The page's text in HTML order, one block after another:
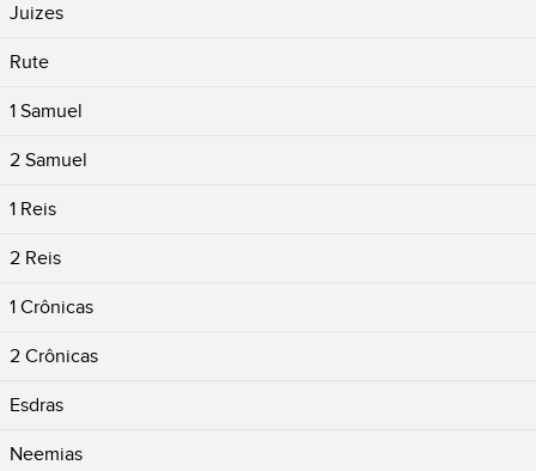
Juizes
Rute
1 Samuel
2 Samuel
1 Reis
2 Reis
1 Crônicas
2 Crônicas
Esdras
Neemias